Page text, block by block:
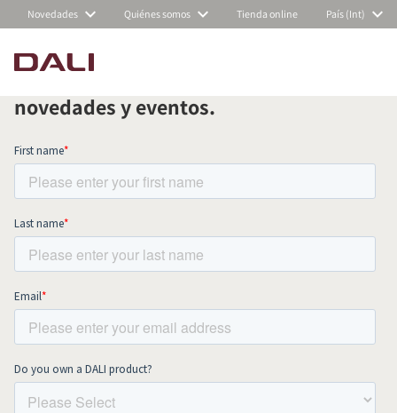
Novedades Quiénes somos Tienda online País (Int)
COMPARAR PRODUCTOS
Suscríbete a nuestra newsletter
mensual y mantente al día de todas las
novedades y eventos.